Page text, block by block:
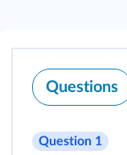
Questions
Question 1